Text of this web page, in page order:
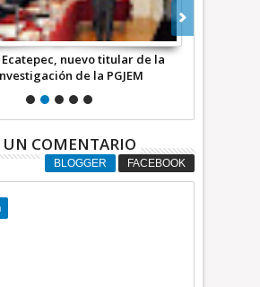
Poder Judicial y PGJEM
UN COMENTARIO
BLOGGER FACEBOOK